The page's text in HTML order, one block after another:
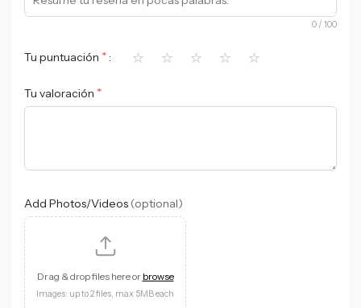
0 / 100
Tu puntuación * ⭐ ⭐ ⭐ ⭐ ⭐
Tu valoración *
Add Photos/Videos (optional)
Drag & drop files here or browse
Images: up to 2 files, max 5MB each